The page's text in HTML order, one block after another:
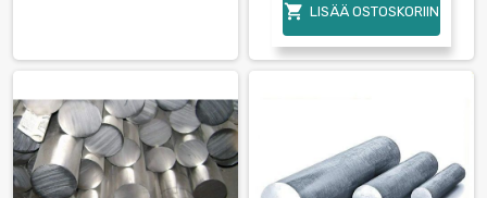
 LISÄÄ OSTOSKORIIN